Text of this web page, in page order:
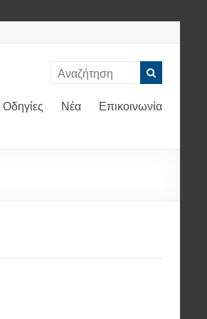
Νέα Επικοινωνία